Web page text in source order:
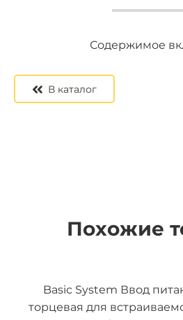
Содержимое
Содержимое
Содержимое
В каталог
Похожие
Basic System Ввод
торцевая для